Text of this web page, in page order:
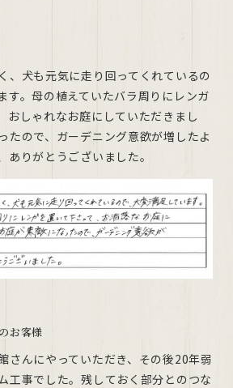
、犬も元気に走り回ってくれているの
す。母の植えていたバラ周りにレンガ
おしゃれなお庭にしていただきまし
たので、ガーデニング意欲が増したよ
ありがとうございました。
お客様
さんにやっていただき、その後20年弱
工事でした。残しておく部分とのつな